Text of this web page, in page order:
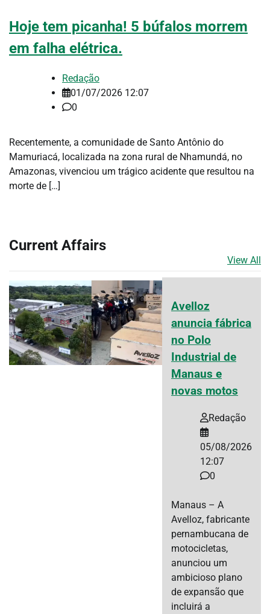
Hoje tem picanha! 5 búfalos morrem
em falha elétrica.
Redação
01/07/2026 12:07
0
Recentemente, a comunidade de Santo Antônio do
Mamuriacá, localizada na zona rural de Nhamundá, no
Amazonas, vivenciou um trágico acidente que resultou na
morte de […]
Current Affairs
View All
Avelloz
anuncia fábrica
no Polo
Industrial de
Manaus e
novas motos
Redação
05/08/2026
12:07
0
Manaus – A
Avelloz, fabricante
pernambucana de
motocicletas,
anunciou um
ambicioso plano
de expansão que
incluirá a